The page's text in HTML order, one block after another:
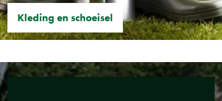
Kleding en schoeisel